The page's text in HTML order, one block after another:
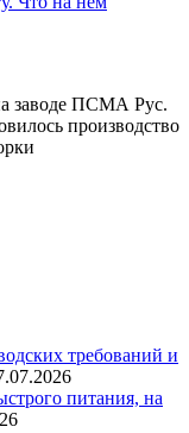
заводе ПСМА Рус.
производство
требований и
питания, на